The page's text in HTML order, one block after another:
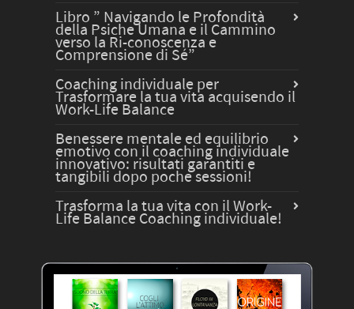
Libro ” Navigando le Profondità
della Psiche Umana e il Cammino
verso la Ri-conoscenza e
Comprensione di Sé”
Coaching individuale per
Trasformare la tua vita acquisendo il
Work-Life Balance
Benessere mentale ed equilibrio
emotivo con il coaching individuale
innovativo: risultati garantiti e
tangibili dopo poche sessioni!
Trasforma la tua vita con il Work-
Life Balance Coaching individuale!